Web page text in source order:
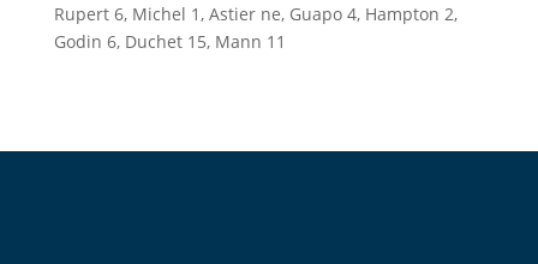
Rupert 6, Michel 1, Astier ne, Guapo 4, Hampton 2,
Godin 6, Duchet 15, Mann 11